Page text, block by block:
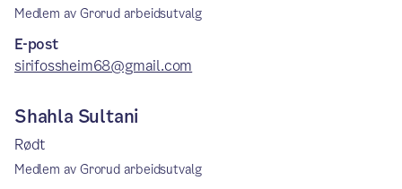
Medlem av Grorud arbeidsutvalg
E-post
sirifossheim68@gmail.com
Shahla Sultani
Rødt
Medlem av Grorud arbeidsutvalg